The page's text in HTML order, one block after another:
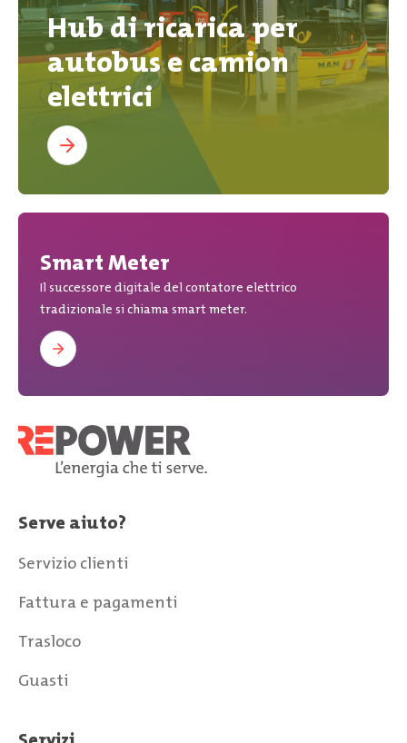
Hub di ricaricaper
autobus e camion
elettrici
Smart Meter
Il successore digitale del contatore elettrico
tradizionale si chiama smart meter.
Serve aiuto?
Servizio clienti
Fattura e pagamenti
Trasloco
Guasti